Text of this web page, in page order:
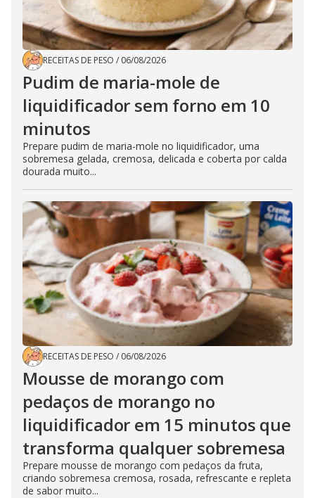
RECEITAS DE PESO / 06/08/2026
Pudim de maria-mole de
liquidificador sem forno em 10
minutos
Prepare pudim de maria-mole no liquidificador, uma
sobremesa gelada, cremosa, delicada e coberta por calda
dourada muito...
RECEITAS DE PESO / 06/08/2026
Mousse de morango com
pedaços de morango no
liquidificador em 15 minutos que
transforma qualquer sobremesa
Prepare mousse de morango com pedaços da fruta,
criando sobremesa cremosa, rosada, refrescante e repleta
de sabor muito...